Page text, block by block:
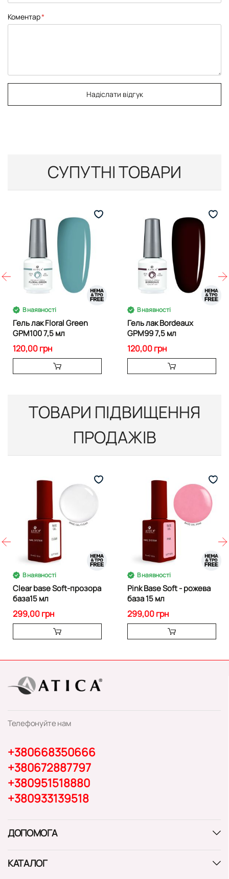
Коментар
Надіслати відгук
СУПУТНІ ТОВАРИ
В наявності
Гель лак Floral Green
GPM100 7,5 мл
120,00 грн
В наявності
Гель лак Bordeaux
GPM99 7,5 мл
120,00 грн
ТОВАРИ ПІДВИЩЕННЯ
ПРОДАЖІВ
В наявності
Clear base Soft-прозора
база15 мл
299,00 грн
В наявності
Pink Base Soft - рожева
база 15 мл
299,00 грн
Телефонуйте нам
+380668350666
+380672887797
+380951518880
+380933139518
ДОПОМОГА
КАТАЛОГ